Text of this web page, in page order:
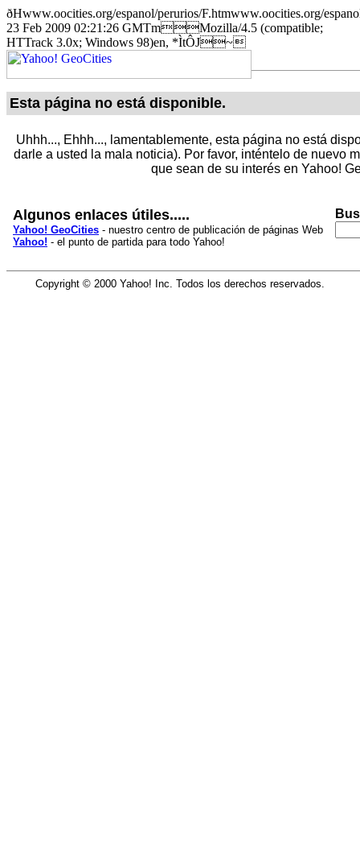
ðHwww.oocities.org/espanol/perurios/F.htmwww.oocities.org/
23 Feb 2009 02:21:26 GMTmMozilla/4.5 (compatible;
HTTrack 3.0x; Windows 98)en, *ÌtÔJ~
Esta página no está disponible.
Uhhh..., Ehhh..., lamentablemente, esta página no está
darle a usted la mala noticia). Por favor, inténtelo de nuevo
que sean de su interés en Yahoo!
Algunos enlaces útiles.....
Yahoo! GeoCities - nuestro centro de publicación de páginas Web
Yahoo! - el punto de partida para todo Yahoo!
Copyright © 2000 Yahoo! Inc. Todos los derechos reservados.